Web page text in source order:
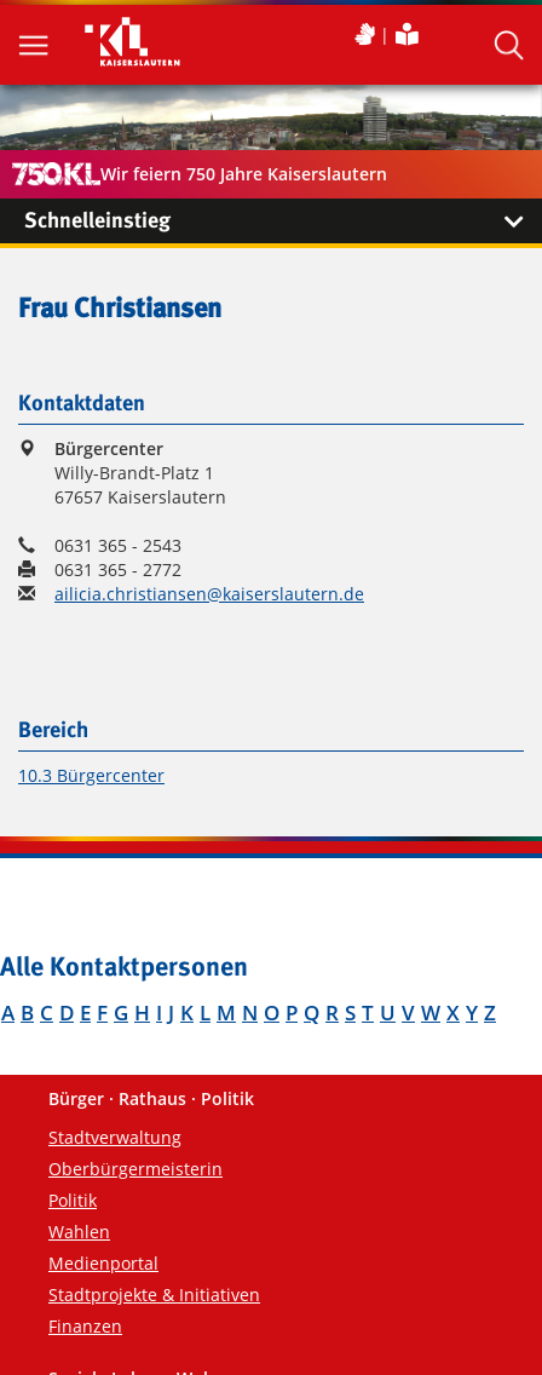
Wir feiern 750 Jahre Kaiserslautern
Schnelleinstieg
Frau Christiansen
Kontaktdaten
Bürgercenter
Willy-Brandt-Platz 1
67657 Kaiserslautern
0631 365 - 2543
0631 365 - 2772
ailicia.christiansen@kaiserslautern.de
Bereich
10.3 Bürgercenter
Alle Kontaktpersonen
A B C D E F G H I J K L M N O P Q R S T U V W X Y Z
Fußzeile
Bürger · Rathaus · Politik
Stadtverwaltung
Oberbürgermeisterin
Politik
Wahlen
Medienportal
Stadtprojekte & Initiativen
Finanzen